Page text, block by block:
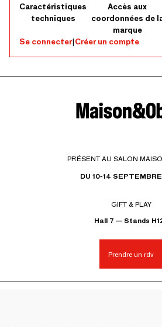
Caractéristiques
techniques
Accès aux
coordonnées de
marque
Se connecter|Créer un compte
PRÉSENT AU SALON
DU 10-14
GIFT & PLAY
Hall 7 — Stands
Prendre un rdv